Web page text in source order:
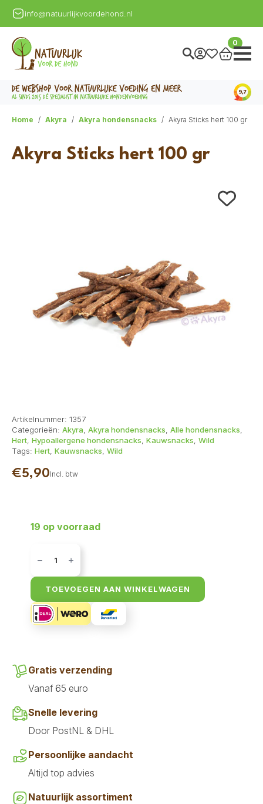
info@natuurlijkvoordehond.nl
0
Home Akyra Akyra hondensnacks Akyra Sticks hert 100 gr
Akyra Sticks hert 100 gr
Artikelnummer: 1357
Categorieën: Akyra, Akyra hondensnacks, Alle hondensnacks,
Hert, Hypoallergene hondensnacks, Kauwsnacks, Wild
Tags: Hert, Kauwsnacks, Wild
€5,90Incl. btw
19 op voorraad
Sticks
100
gr
aantalTOEVOEGEN AAN WINKELWAGEN
Gratis verzending
Vanaf 65 euro
Snelle levering
Door PostNL & DHL
Persoonlijke aandacht
Altijd top advies
Natuurlijk assortiment